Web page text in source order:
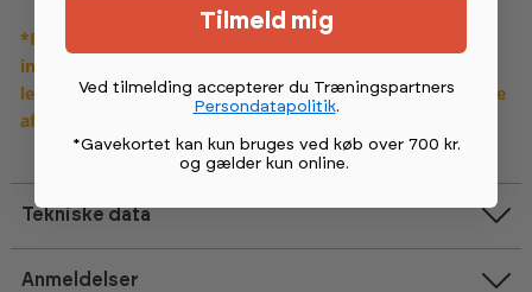
*Prisen er en ca. leasingpris pr. md. ekskl. moms ved
indgåelse af en leasingaftale løbende over 60 mdr. En
leasingaftale kræver CVR nummer samt kreditgodkendelse
af vores partner, DLL.
Tekniske data
Anmeldelser
Tilmeld mig
Ved tilmelding accepterer du Træningspartners
Persondatapolitik.
*Gavekortet kan kun bruges ved køb over 700 kr.
og gælder kun online.